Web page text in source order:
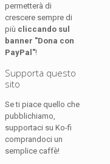
permetterà di
crescere sempre di
più cliccando sul
banner "Dona con
PayPal"!
Supporta questo
sito
Se ti piace quello che
pubblichiamo,
supportaci su Ko-fi
comprandoci un
semplice caffè!